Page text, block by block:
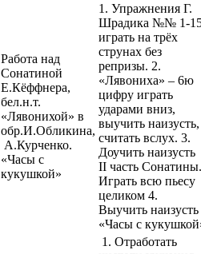
Работа над
Сонатиной
Е.Кёффнера,
бел.н.т.
«Лявонихой» в
обр.И.Обликина,
А.Курченко.
«Часы с
кукушкой»
1. Упражнения Г.
Шрадика №№ 1-
играть на трёх
струнах без
репризы. 2.
«Лявониха» – 6ю
цифру играть
ударами вниз,
выучить наизусть,
считать вслух. 3.
Доучить наизусть
II часть Сонатины.
Играть всю пьесу
целиком 4.
Выучить наизусть
«Часы с
1. Отработать